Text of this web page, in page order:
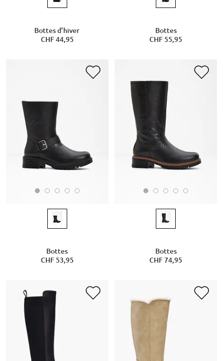
Bottes d’hiver
CHF 44,95
Bottes
CHF 55,95
Bottes
CHF 53,95
Bottes
CHF 74,95